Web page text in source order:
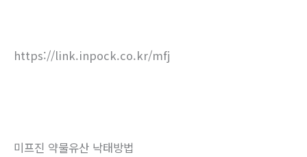
https://link.inpock.co.kr/mfj
미프진 약물유산 낙태방법